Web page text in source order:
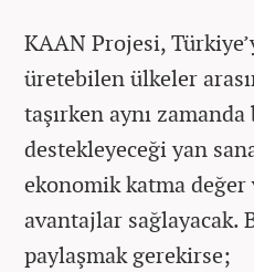
KAAN Projesi,
üretebilen ülkeler
taşırken aynı
destekleyeceği yan
ekonomik katma
avantajlar sağlayacak.
paylaşmak gerekirse;